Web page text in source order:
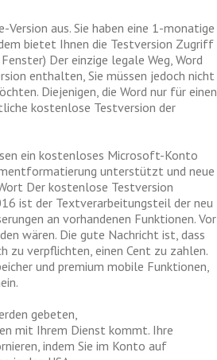
aus. Sie haben eine 1-monatige
bietet Ihnen die Testversion Zugriff
Der einzige legale Weg, Word
enthalten, Sie müssen jedoch nicht
Diejenigen, die Word nur für einen
kostenlose Testversion der
ein kostenloses Microsoft-Konto
unterstützt und neue
Der kostenlose Testversion
ist der Textverarbeitungsteil der neu
an vorhandenen Funktionen. Vor
wären. Die gute Nachricht ist, dass
zu verpflichten, einen Cent zu zahlen.
und premium mobile Funktionen,
gebeten,
mit Ihrem Dienst kommt. Ihre
indem Sie im Konto auf